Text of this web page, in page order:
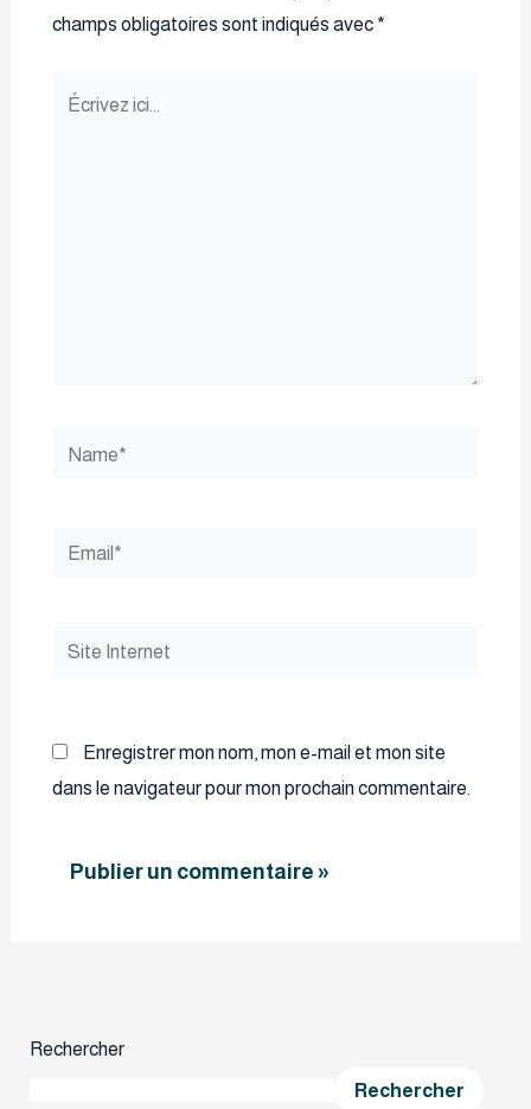
champs obligatoires sont indiqués avec *
Name*
Email*
Site
Enregistrer mon nom, mon e-mail et mon site
dans le navigateur pour mon prochain commentaire.
Rechercher
Rechercher